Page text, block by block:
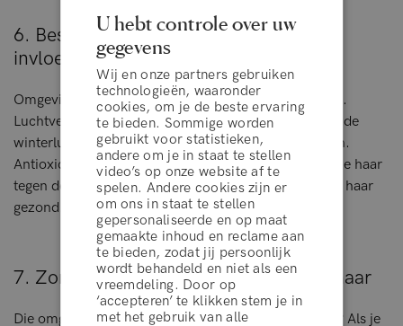
6. Beschermt haar tegen schadelijke
invloeden van buitenaf
Omgevingsfactoren kunnen je haar ernstig aantasten.
Luchtvervuiling, UV-straling, hard water en zelfs koude
winterlucht kunnen je haar uitdrogen en beschadigen.
Antioxidant-rijke leave-in conditioners beschermen je haar
tegen de vrije radicalen uit je omgeving en houden je haar
gezond.
7. Zorgt voor kleurbehoud bij geverfd haar
Die omgevingsfactoren die zojuist werden genoemd? Als je
algemene voorwaarden
U hebt controle over uw
gegevens
Wij en onze partners gebruiken
technologieën, waaronder
cookies, om je de beste ervaring
te bieden. Sommige worden
gebruikt voor statistieken,
andere om je in staat te stellen
video’s op onze website af te
spelen. Andere cookies zijn er
om ons in staat te stellen
gepersonaliseerde en op maat
gemaakte inhoud en reclame aan
te bieden, zodat jij persoonlijk
wordt behandeld en niet als een
vreemdeling. Door op
‘accepteren’ te klikken stem je in
met het gebruik van alle